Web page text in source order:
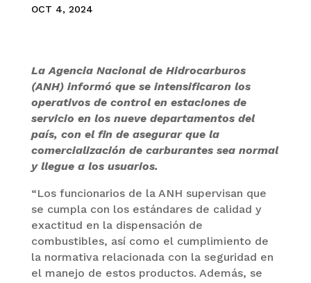
OCT 4, 2024
La Agencia Nacional de Hidrocarburos
(ANH) informó que se intensificaron los
operativos de control en estaciones de
servicio en los nueve departamentos del
país, con el fin de asegurar que la
comercialización de carburantes sea normal
y llegue a los usuarios.
“Los funcionarios de la ANH supervisan que
se cumpla con los estándares de calidad y
exactitud en la dispensación de
combustibles, así como el cumplimiento de
la normativa relacionada con la seguridad en
el manejo de estos productos. Además, se